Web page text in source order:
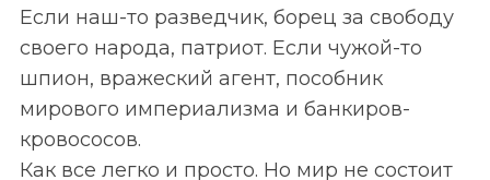
Если наш-то разведчик, борец за свободу
своего народа, патриот. Если чужой-то
шпион, вражеский агент, пособник
мирового империализма и банкиров-
кровососов.
Как все легко и просто. Но мир не состоит